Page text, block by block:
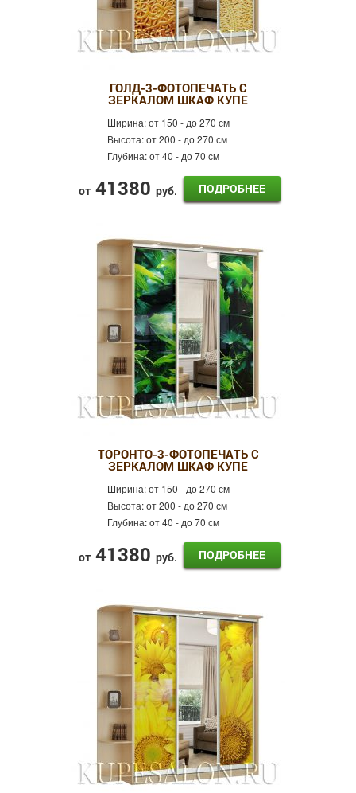
ГОЛД-3-ФОТОПЕЧАТЬ С
ЗЕРКАЛОМ ШКАФ КУПЕ
Ширина:от 150 - до 270 см
Высота:от 200 - до 270 см
Глубина:от 40 - до 70 см
от 41380 руб. ПОДРОБНЕЕ
ТОРОНТО-3-ФОТОПЕЧАТЬ С
ЗЕРКАЛОМ ШКАФ КУПЕ
Ширина:от 150 - до 270 см
Высота:от 200 - до 270 см
Глубина:от 40 - до 70 см
от 41380 руб. ПОДРОБНЕЕ